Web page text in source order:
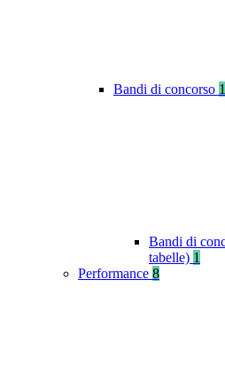
Bandi di concorso 1
Bandi di
tabelle) 1
Performance 8